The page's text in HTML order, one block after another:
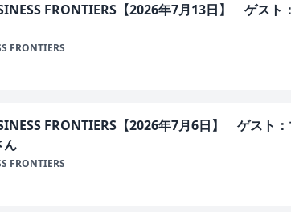
FRONTIERS【2026年7月13日】 ゲス
FRONTIERS
FRONTIERS【2026年7月6日】 ゲスト
FRONTIERS